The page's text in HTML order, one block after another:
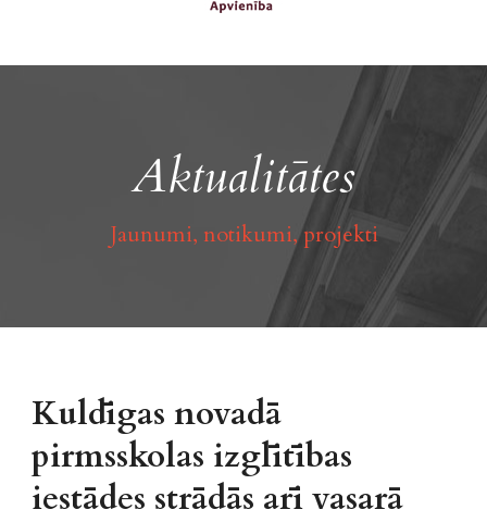
Aktualitātes
Jaunumi, notikumi, projekti
Kuldīgas novadā
pirmsskolas izglītības
iestādes strādās arī vasarā